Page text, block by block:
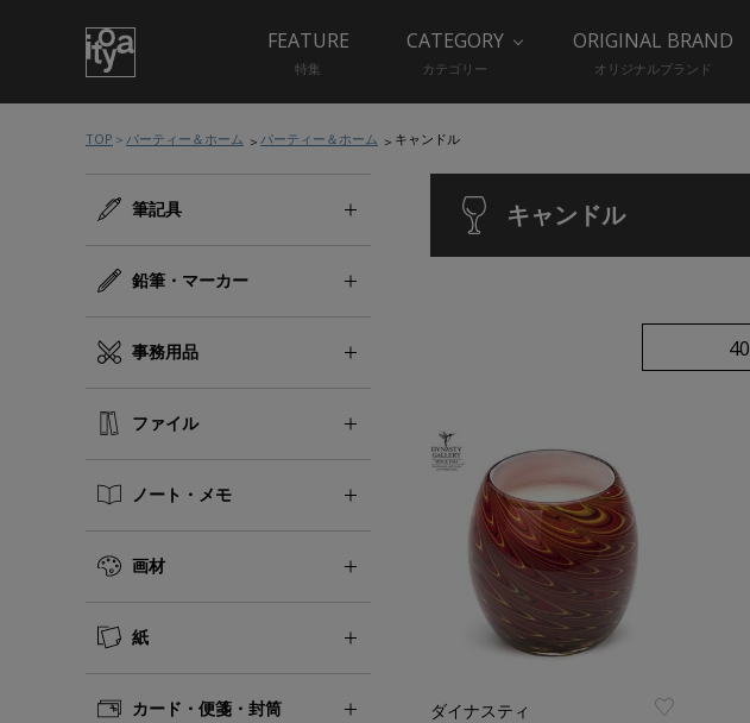
FEATURE
特集
CATEGORY
カテゴリー
ORIGINAL BRAND
オリジナルブランド
TOP パーティー＆ホーム パーティー＆ホーム キャンドル
筆記具
鉛筆・マーカー
事務用品
ファイル
ノート・メモ
画材
紙
カード・便箋・封筒
キャンドル
40
ダイナスティ